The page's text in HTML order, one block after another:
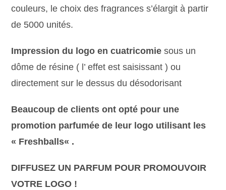
couleurs, le choix des fragrances s’élargit à partir
de 5000 unités.
Impression du logo en cuatricomie sous un
dôme de résine ( l’ effet est saisissant ) ou
directement sur le dessus du désodorisant
Beaucoup de clients ont opté pour une
promotion parfumée de leur logo utilisant les
« Freshballs« .
DIFFUSEZ UN PARFUM POUR PROMOUVOIR
VOTRE LOGO !